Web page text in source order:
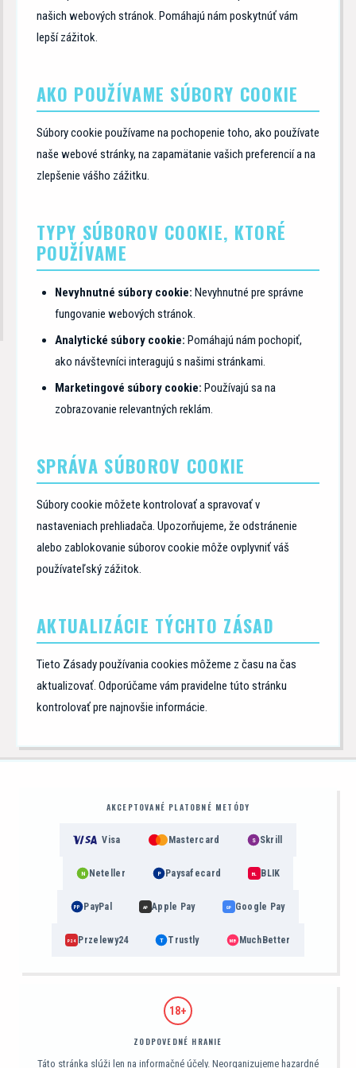
našich webových stránok. Pomáhajú nám poskytnúť vám
lepší zážitok.
AKO POUŽÍVAME SÚBORY COOKIE
Súbory cookie používame na pochopenie toho, ako používate
naše webové stránky, na zapamätanie vašich preferencií a na
zlepšenie vášho zážitku.
TYPY SÚBOROV COOKIE, KTORÉ
POUŽÍVAME
Nevyhnutné súbory cookie: Nevyhnutné pre správne
fungovanie webových stránok.
Analytické súbory cookie: Pomáhajú nám pochopiť,
ako návštevníci interagujú s našimi stránkami.
Marketingové súbory cookie: Používajú sa na
zobrazovanie relevantných reklám.
SPRÁVA SÚBOROV COOKIE
Súbory cookie môžete kontrolovať a spravovať v
nastaveniach prehliadača. Upozorňujeme, že odstránenie
alebo zablokovanie súborov cookie môže ovplyvniť váš
používateľský zážitok.
AKTUALIZÁCIE TÝCHTO ZÁSAD
Tieto Zásady používania cookies môžeme z času na čas
aktualizovať. Odporúčame vám pravidelne túto stránku
kontrolovať pre najnovšie informácie.
AKCEPTOVANÉ PLATOBNÉ METÓDY
Visa Mastercard S Skrill
N Neteller P Paysafecard BL BLIK
PP PayPal AP Apple Pay GP Google Pay
P24 Przelewy24 T Trustly MB MuchBetter
18+
ZODPOVEDNÉ HRANIE
Táto stránka slúži len na informačné účely. Neorganizujeme hazardné